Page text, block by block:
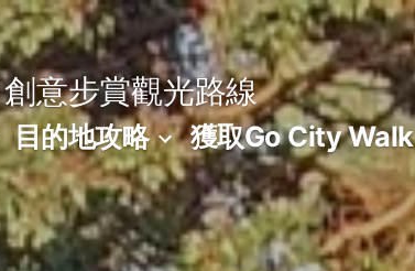
創意步賞觀光路線
目的地攻略 獲取Go City Walk